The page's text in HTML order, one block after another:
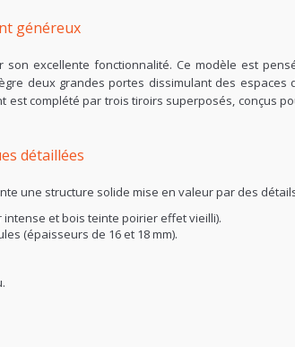
généreux
excellente fonctionnalité. Ce modèle est
deux grandes portes dissimulant des
complété par trois tiroirs superposés, conçus
détaillées
une structure solide mise en valeur par des
et bois teinte poirier effet vieilli).
(épaisseurs de 16 et 18 mm).